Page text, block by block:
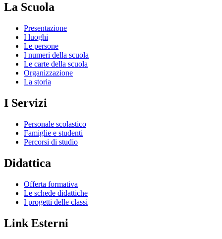
La Scuola
Presentazione
I luoghi
Le persone
I numeri della scuola
Le carte della scuola
Organizzazione
La storia
I Servizi
Personale scolastico
Famiglie e studenti
Percorsi di studio
Didattica
Offerta formativa
Le schede didattiche
I progetti delle classi
Link Esterni